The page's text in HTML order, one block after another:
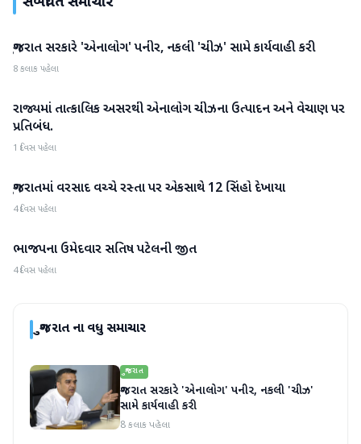
ગુજરાત ગુજરાત સરકારે 'એનાલોગ' પનીર, નકલી 'ચીઝ' સામે કાર્યવાહી કરી
8 કલાક પહેલા
ગુજરાત
રાજ્યમાં તાત્કાલિક અસરથી એનાલોગ ચીઝના ઉત્પાદન અને વેચાણ પર
પ્રતિબંધ.
1 દિવસ પહેલા
ગુજરાત
ગુજરાતમાં વરસાદ વચ્ચે રસ્તા પર એકસાથે 12 સિંહો દેખાયા
4 દિવસ પહેલા
ગુજરાત
ભાજપના ઉમેદવાર સતિષ પટેલની જીત
4 દિવસ પહેલા
ગુજરાતના વધુ સમાચાર
ગુજરાત
ગુજરાત સરકારે 'એનાલોગ' પનીર, નકલી 'ચીઝ'
સામે કાર્યવાહી કરી
8 કલાક પહેલા